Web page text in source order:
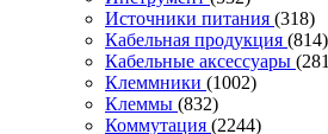
Источники питания (318)
Кабельная продукция (814)
Кабельные аксессуары
Клеммники (1002)
Клеммы (832)
Коммутация (2244)